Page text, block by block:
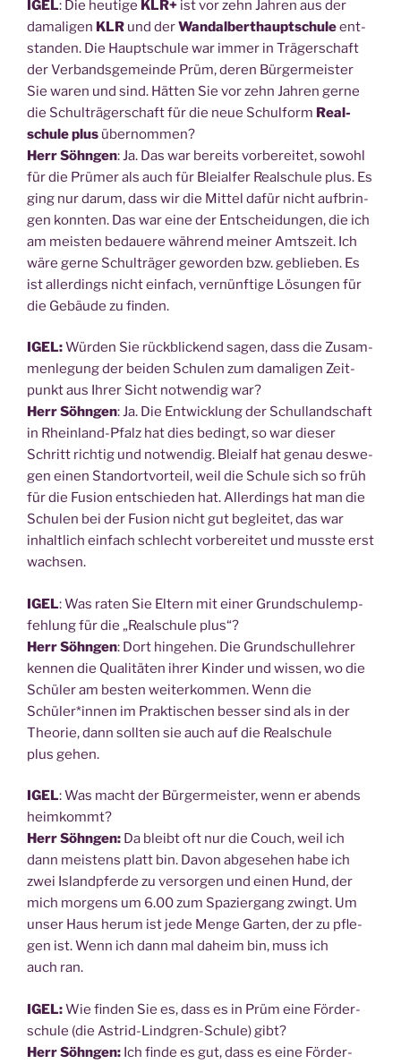
IGEL: Die heu­ti­ge KLR+ ist vor zehn Jah­ren aus der
dama­li­gen KLR und derWan­dal­bert­haupt­schu­leent­
stan­den. Die Haupt­schu­le war immer in Trä­ger­schaft
der Ver­bands­ge­mein­de Prüm, deren Bür­ger­meis­ter
Sie waren und sind. Hät­ten Sie vor zehn Jah­ren ger­ne
die Schul­trä­ger­schaft für die neue Schul­form Real­
schu­le plus übernommen?
Herr Söhn­gen: Ja. Das war bereits vor­be­rei­tet, sowohl
für die Prü­mer als auch für Blei­al­fer Real­schu­le plus. Es
ging nur dar­um, dass wir die Mit­tel dafür nicht auf­brin­
gen konn­ten. Das war eine der Ent­schei­dun­gen, die ich
am meis­ten bedaue­re wäh­rend mei­ner Amts­zeit. Ich
wäre ger­ne Schul­trä­ger gewor­den bzw. geblie­ben. Es
ist aller­dings nicht ein­fach, ver­nünf­ti­ge Lösun­gen für
die Gebäu­de zu finden.
IGEL:Wür­den Sie rück­bli­ckend sagen, dass die Zusam­
men­le­gung der bei­den Schu­len zum dama­li­gen Zeit­
punkt aus Ihrer Sicht not­wen­dig war?
Herr Söhn­gen: Ja. Die Ent­wick­lung der Schul­land­schaft
in Rhein­land-Pfalz hat dies bedingt, so war die­ser
Schritt rich­tig und not­wen­dig. Blei­alf hat genau des­we­
gen einen Stand­ort­vor­teil, weil die Schu­le sich so früh
für die Fusi­on ent­schie­den hat. Aller­dings hat man die
Schu­len bei der Fusi­on nicht gut beglei­tet, das war
inhalt­lich ein­fach schlecht vor­be­rei­tet und muss­te erst
wachsen.
IGEL: Was raten Sie Eltern mit einer Grund­schulemp­
feh­lung für die „Real­schu­le plus“?
Herr Söhn­gen: Dort hin­ge­hen. Die Grund­schul­leh­rer
ken­nen die Qua­li­tä­ten ihrer Kin­der und wis­sen, wo die
Schü­ler am bes­ten wei­ter­kom­men. Wenn die
Schüler*innen im Prak­ti­schen bes­ser sind als in der
Theo­rie, dann soll­ten sie auch auf die Real­schu­le
plus gehen.
IGEL: Was macht der Bür­ger­meis­ter, wenn er abends
heimkommt?
Herr Söhn­gen: Da bleibt oft nur die Couch, weil ich
dann meis­tens platt bin. Davon abge­se­hen habe ich
zwei Island­pfer­de zu ver­sor­gen und einen Hund, der
mich mor­gens um 6.00 zum Spa­zier­gang zwingt. Um
unser Haus her­um ist jede Men­ge Gar­ten, der zu pfle­
gen ist. Wenn ich dann mal daheim bin, muss ich
auch ran.
IGEL:Wie fin­den Sie es, dass es in Prüm eine För­der­
schu­le (die Astrid-Lind­gren-Schu­le) gibt?
Herr Söhn­gen: Ich fin­de es gut, dass es eine För­der­